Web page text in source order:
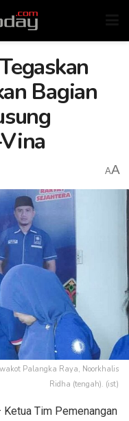
Bagian
AA
Palangka Raya, Noorkhalis
Ridha (tengah). (ist)
Ketua Tim Pemenangan